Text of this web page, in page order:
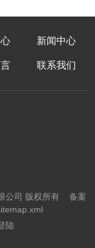
新闻中心
联系我们
限公司 版权所有备案
陆